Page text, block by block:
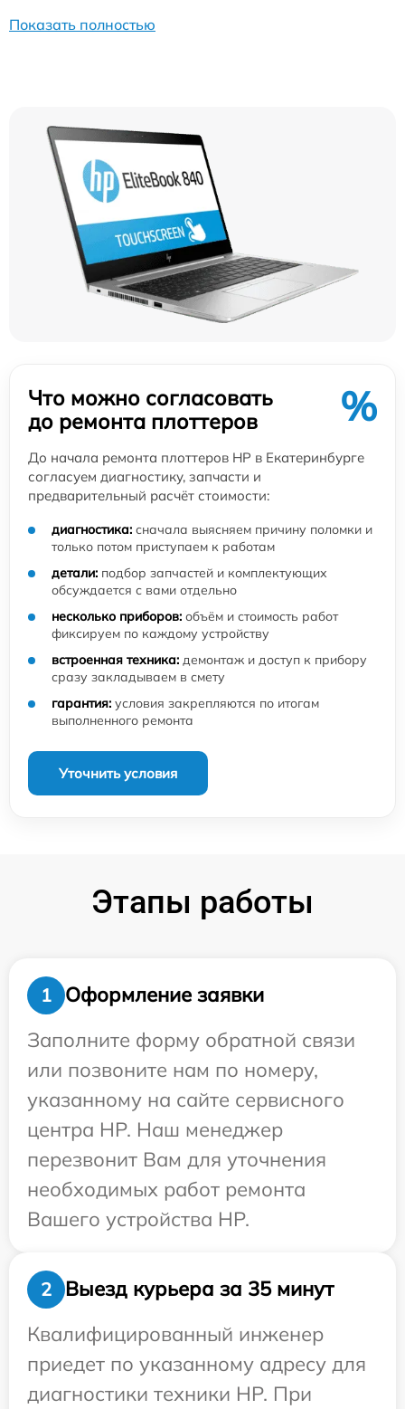
Показать полностью
Что можно согласовать
до ремонта плоттеров
%
До начала ремонта плоттеров HP в Екатеринбурге
согласуем диагностику, запчасти и
предварительный расчёт стоимости:
диагностика: сначала выясняем причину поломки и
только потом приступаем к работам
детали: подбор запчастей и комплектующих
обсуждается с вами отдельно
несколько приборов: объём и стоимость работ
фиксируем по каждому устройству
встроенная техника: демонтаж и доступ к прибору
сразу закладываем в смету
гарантия: условия закрепляются по итогам
выполненного ремонта
Уточнить условия
Этапы работы
1
Оформление заявки
Заполните форму обратной связи
или позвоните нам по номеру,
указанному на сайте сервисного
центра HP. Наш менеджер
перезвонит Вам для уточнения
необходимых работ ремонта
Вашего устройства HP.
2
Выезд курьера за 35 минут
Квалифицированный инженер
приедет по указанному адресу для
диагностики техники HP. При